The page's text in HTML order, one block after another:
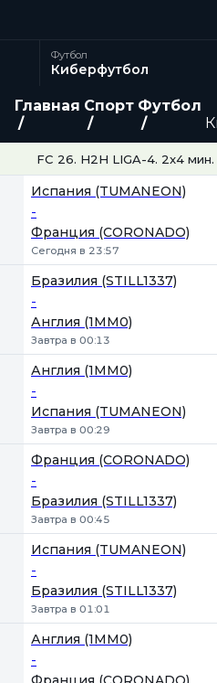
Футбол
Киберфутбол
Главная Спорт Футбол
FC 26. H2H LIGA-4. 2x4 мин.
Испания (TUMANEON)
-
Франция (CORONADO)
Сегодня в 23:57
Бразилия (STILL1337)
-
Англия (1MM0)
Завтра в 00:13
Англия (1MM0)
-
Испания (TUMANEON)
Завтра в 00:29
Франция (CORONADO)
-
Бразилия (STILL1337)
Завтра в 00:45
Испания (TUMANEON)
-
Бразилия (STILL1337)
Завтра в 01:01
Англия (1MM0)
-